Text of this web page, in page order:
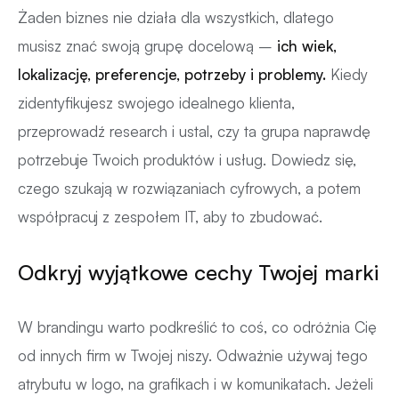
Żaden biznes nie działa dla wszystkich, dlatego
musisz znać swoją grupę docelową – ich wiek,
lokalizację, preferencje, potrzeby i problemy. Kiedy
zidentyfikujesz swojego idealnego klienta,
przeprowadź research i ustal, czy ta grupa naprawdę
potrzebuje Twoich produktów i usług. Dowiedz się,
czego szukają w rozwiązaniach cyfrowych, a potem
współpracuj z zespołem IT, aby to zbudować.
Odkryj wyjątkowe cechy Twojej marki
W brandingu warto podkreślić to coś, co odróżnia Cię
od innych firm w Twojej niszy. Odważnie używaj tego
atrybutu w logo, na grafikach i w komunikatach. Jeżeli